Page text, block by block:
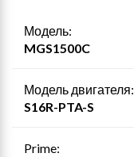
Модель:
MGS1500C
Модель двигателя:
S16R-PTA-S
Prime: